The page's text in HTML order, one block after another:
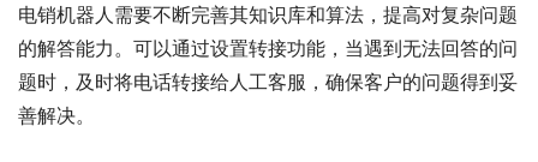
电销机器人需要不断完善其知识库和算法，提高对复杂问题
的解答能力。可以通过设置转接功能，当遇到无法回答的问
题时，及时将电话转接给人工客服，确保客户的问题得到妥
善解决。